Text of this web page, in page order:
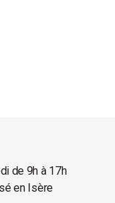
de 9h à 17h
en Isère